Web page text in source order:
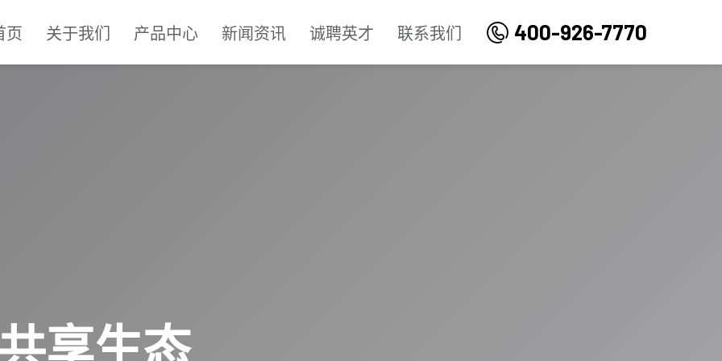
页 关于我们 产品中心 新闻资讯 诚聘英才 联系我们 400-926-7770
享生态